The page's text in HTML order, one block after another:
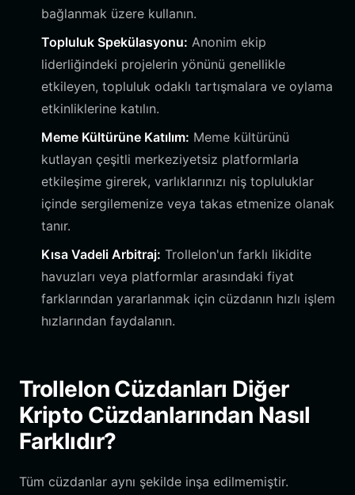
bağlanmak üzere kullanın.
Topluluk Spekülasyonu: Anonim ekip
liderliğindeki projelerin yönünü genellikle
etkileyen, topluluk odaklı tartışmalara ve oylama
etkinliklerine katılın.
Meme Kültürüne Katılım: Meme kültürünü
kutlayan çeşitli merkeziyetsiz platformlarla
etkileşime girerek, varlıklarınızı niş topluluklar
içinde sergilemenize veya takas etmenize olanak
tanır.
Kısa Vadeli Arbitraj: Trollelon'un farklı likidite
havuzları veya platformlar arasındaki fiyat
farklarından yararlanmak için cüzdanın hızlı işlem
hızlarından faydalanın.
Trollelon Cüzdanları Diğer
Kripto Cüzdanlarından Nasıl
Farklıdır?
Tüm cüzdanlar aynı şekilde inşa edilmemiştir.